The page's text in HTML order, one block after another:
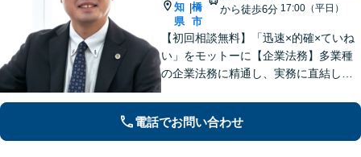
知
県
|橋
市
から徒歩6分 17:00（平日）
【初回相談無料】「迅速×的確×ていね
い」をモットーに【企業法務】多業種
の企業法務に精通し、実務に直結した
査、事業承継まで幅広く対応。【休
日・夜間対応OK】【豊橋駅10分】
電話でお問い合わせ